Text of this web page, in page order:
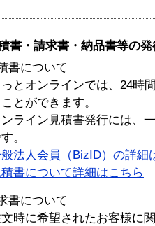
書・請求書・納品書等の
書について
とオンラインでは、24時
とができます。
ライン見積書発行には、
。
法人会員（BizID）の詳細
積書について詳細はこちら
書について
文時に希望されたお客様に